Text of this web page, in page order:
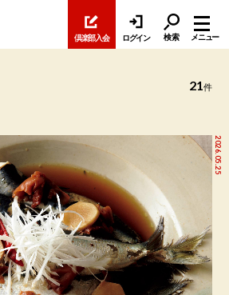
倶楽部入会 ログイン 検索 メニュー
21件
2026.05.25